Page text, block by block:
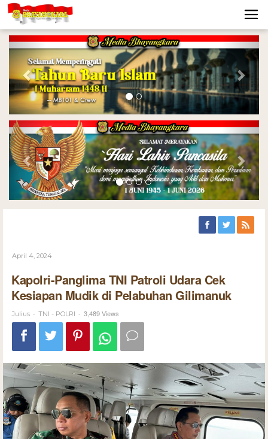
Previous Next
Previous Next
April 4, 2024
Kapolri-Panglima TNI Patroli Udara Cek
Kesiapan Mudik di Pelabuhan Gilimanuk
Julius - TNI - POLRI - 3,489 Views